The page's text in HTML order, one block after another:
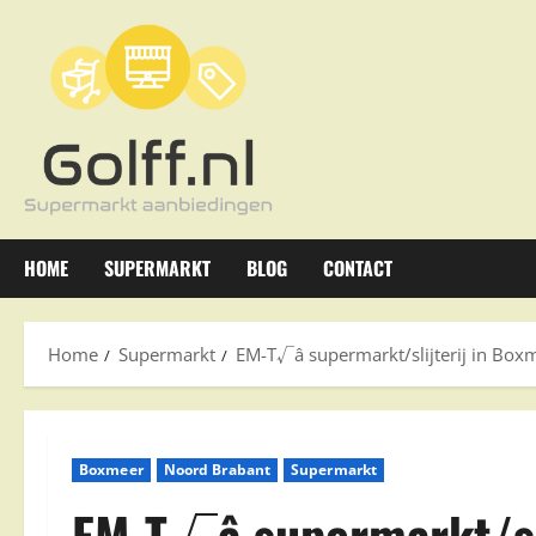
inhoud
HOME SUPERMARKT BLOG CONTACT
Home Supermarkt EM-T√â supermarkt/slijterij in
Boxmeer Noord Brabant Supermarkt